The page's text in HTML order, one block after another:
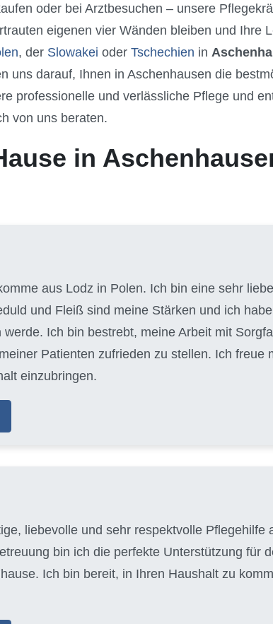
oder bei Arztbesuchen – unsere
eigenen vier Wänden bleiben und Ihre
, der Slowakei oder Tschechien in
uns darauf, Ihnen in Aschenhausen die
professionelle und verlässliche Pflege und
von uns beraten.
in
aus Lodz in Polen. Ich bin eine sehr
und Fleiß sind meine Stärken und ich
Ich bin bestrebt, meine Arbeit mit
Patienten zufrieden zu stellen. Ich freue
einzubringen.
liebevolle und sehr respektvolle Pflegehilfe
bin ich die perfekte Unterstützung für
Ich bin bereit, in Ihren Haushalt zu